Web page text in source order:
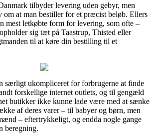
tilbyder levering uden gebyr, men
om at man bestiller for et præcist beløb. Ellers
mest letkøbte form for levering, som ofte –
sig tæt på Taastrup, Thisted eller
til at køre din bestilling til et
særligt ukompliceret for forbrugerne at finde
forskellige internet outlets, og til gengæld
butikker ikke kunne lade være med at sænke
af deres varer – til babyer og børn, men
– eftertrykkeligt, og endda nogle gange
beregning.